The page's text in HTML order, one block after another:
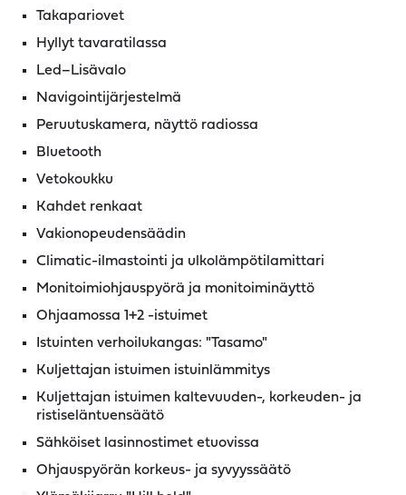
Takapariovet
Hyllyt tavaratilassa
Led–Lisävalo
Navigointijärjestelmä
Peruutuskamera, näyttö radiossa
Bluetooth
Vetokoukku
Kahdet renkaat
Vakionopeudensäädin
Climatic-ilmastointi ja ulkolämpötilamittari
Monitoimiohjauspyörä ja monitoiminäyttö
Ohjaamossa 1+2 -istuimet
Istuinten verhoilukangas: "Tasamo"
Kuljettajan istuimen istuinlämmitys
Kuljettajan istuimen kaltevuuden-, korkeuden- ja
ristiseläntuensäätö
Sähköiset lasinnostimet etuovissa
Ohjauspyörän korkeus- ja syvyyssäätö